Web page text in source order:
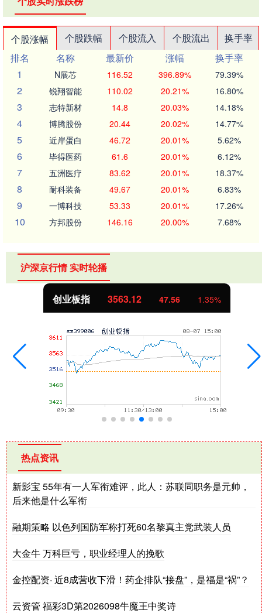
个股涨幅 个股跌幅 个股流入 个股流出
换手率
排名
名称 最新价 涨幅
换手率
1
N展芯 116.52 396.89% 79.39%
2 锐翔智能 110.02 20.21% 16.80%
3 志特新材 14.8 20.03% 14.18%
4 博腾股份 20.44 20.02% 14.77%
5 近岸蛋白 46.72 20.01% 5.62%
6 毕得医药 61.6 20.01% 6.12%
7 五洲医疗 83.62 20.01% 18.37%
8 耐科装备 49.67 20.01% 6.83%
9 一博科技 53.33 20.01% 17.26%
10 方邦股份 146.16 20.00% 7.68%
沪深京行情 实时轮播
创业板指 3563.12 47.56 1.35%
热点资讯
新影宝 55年有一人军衔难评，此人：苏联同职务是元帅，
后来他是什么军衔
融期策略 以色列国防军称打死60名黎真主党武装人员
大金牛 万科巨亏，职业经理人的挽歌
金控配资· 近8成营收下滑！药企排队“接盘”，是福是“祸”？
云资管 福彩3D第2026098牛魔王中奖诗